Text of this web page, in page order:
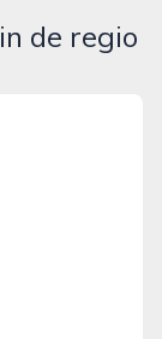
de regio